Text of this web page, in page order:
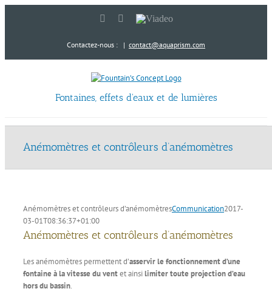
LinkedInYouTube
Viadeo
Contactez-nous : | contact@aquaprism.com
Fontaines, effets d'eaux et de lumières
Anémomètres et contrôleurs d’anémomètres
Anémomètres et contrôleurs d’anémomètresCommunication2017-
03-01T08:36:37+01:00
Anémomètres et contrôleurs d’anémomètres
Les anémomètres permettent d’asservir le fonctionnement d’une
fontaine à la vitesse du ventet ainsilimiter toute projection d’eau
hors du bassin.